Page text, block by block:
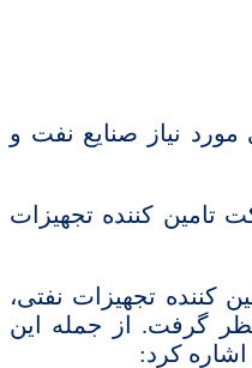
نیاز صنایع نفت و
تامین کننده تجهیزات
کننده تجهیزات نفتی،
گرفت. از جمله این
کرد: